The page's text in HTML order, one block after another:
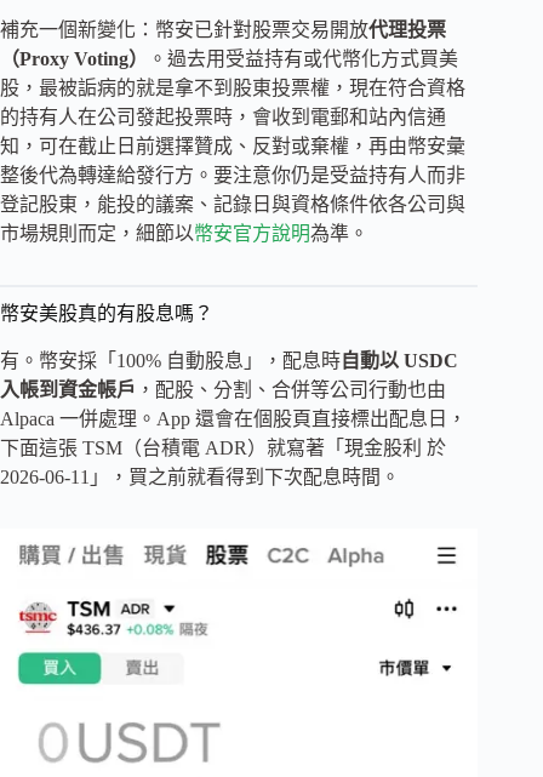
補充一個新變化：幣安已針對股票交易開放代理投票
（Proxy Voting）
。過去用受益持有或代幣化方式買美
股，最被詬病的就是拿不到股東投票權，現在符合資格
的持有人在公司發起投票時，會收到電郵和站內信通
知，可在截止日前選擇贊成、反對或棄權，再由幣安彙
整後代為轉達給發行方。要注意你仍是受益持有人而非
登記股東，能投的議案、記錄日與資格條件依各公司與
市場規則而定，細節以幣安官方說明為準。
幣安美股真的有股息嗎？
有。幣安採「100% 自動股息」，配息時自動以 USDC
入帳到資金帳戶 ，配股、分割、合併等公司行動也由
Alpaca 一併處理。App 還會在個股頁直接標出配息日，
下面這張 TSM（台積電 ADR）就寫著「現金股利 於
2026-06-11」，買之前就看得到下次配息時間。